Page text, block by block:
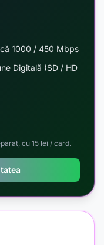
1000 / 450 Mbps
Digitală (SD / HD
cu 15 lei / card.